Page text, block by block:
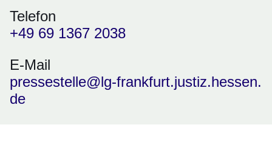
Telefon
+49 69 1367 2038
E-Mail
pressestelle@lg-frankfurt.justiz.hessen.
de